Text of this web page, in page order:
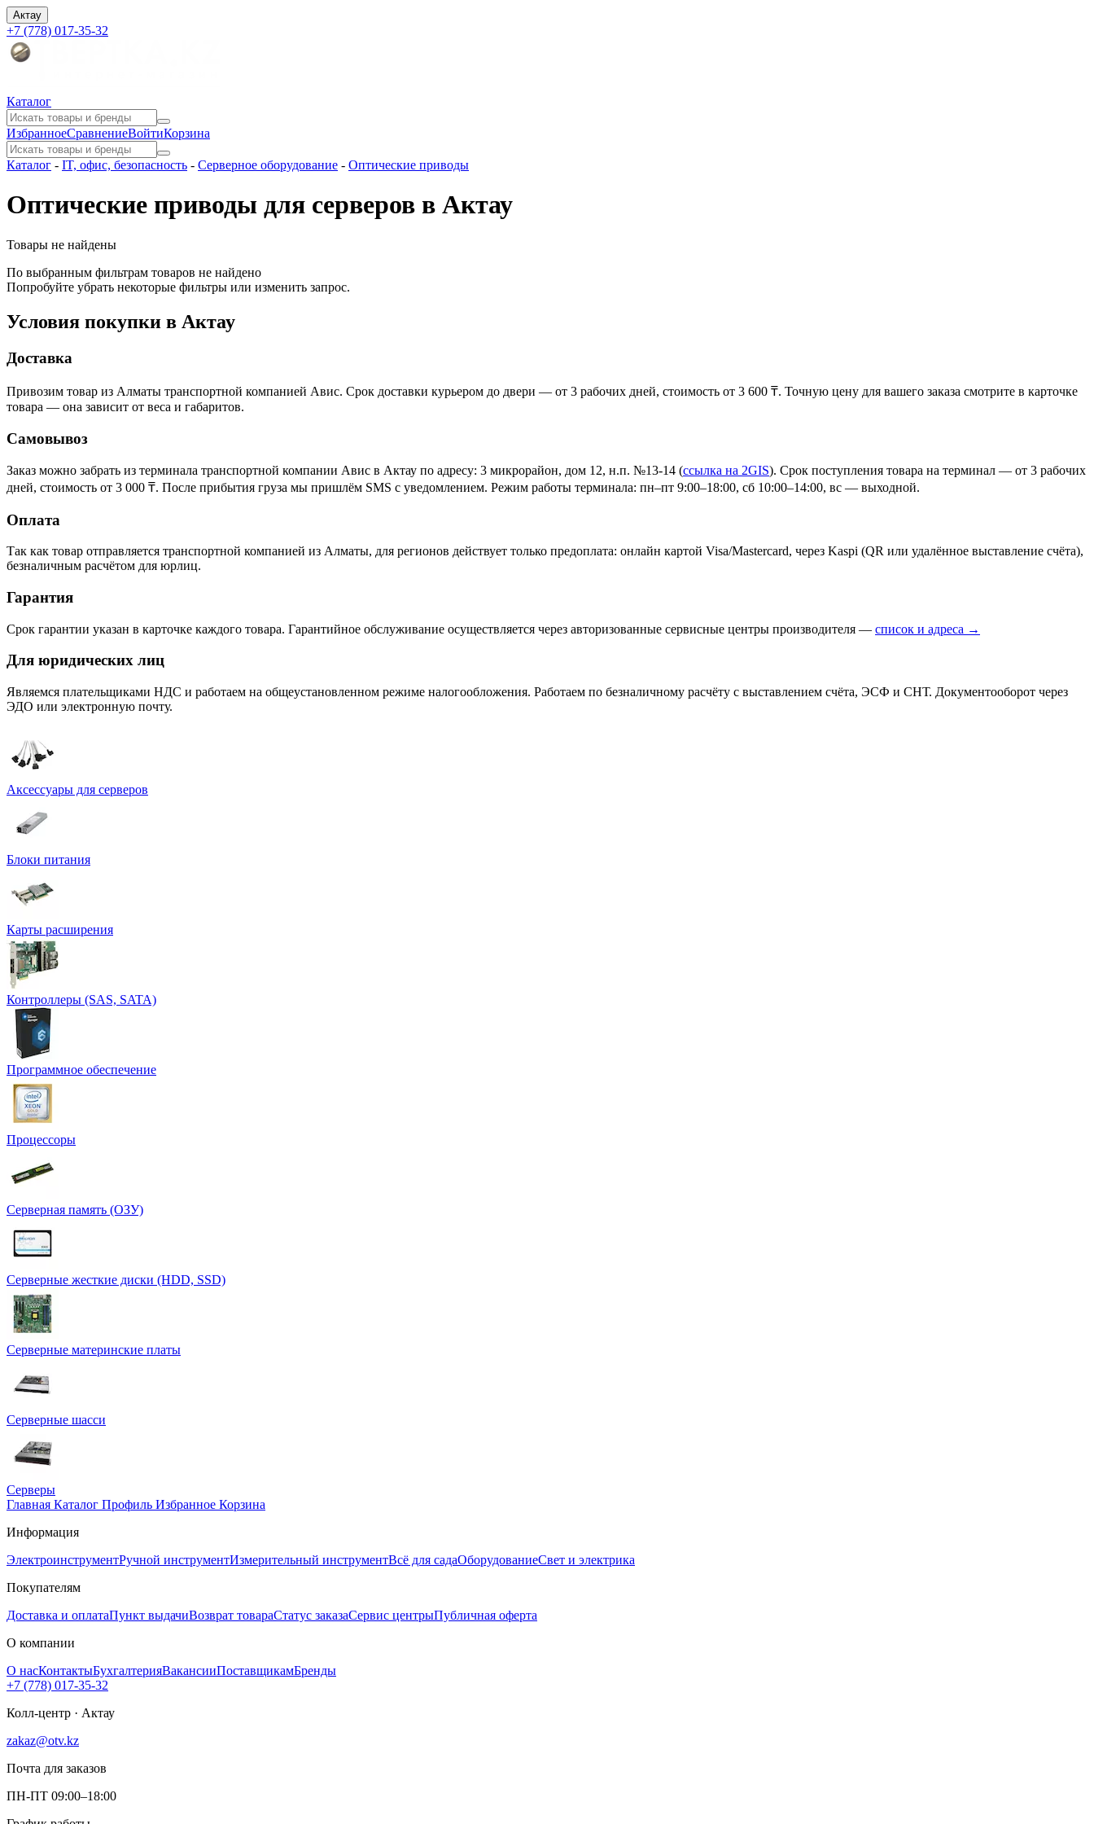
Актау
+7 (778) 017-35-32
Каталог
ИзбранноеСравнениеВойтиКорзина
Каталог - IT, офис, безопасность - Серверное оборудование - Оптические приводы
Оптические приводы для серверов в Актау
Товары не найдены
По выбранным фильтрам товаров не найдено
Попробуйте убрать некоторые фильтры или изменить запрос.
Условия покупки в Актау
Доставка
Привозим товар из Алматы транспортной компанией Авис. Срок доставки курьером до двери — от 3 рабочих дней, стоимость от 3 600 ₸. Точную цену для вашего заказа смотрите в карточке
товара — она зависит от веса и габаритов.
Самовывоз
Заказ можно забрать из терминала транспортной компании Авис в Актау по адресу: 3 микрорайон, дом 12, н.п. №13-14 (ссылка на 2GIS). Срок поступления товара на терминал — от 3 рабочих
дней, стоимость от 3 000 ₸. После прибытия груза мы пришлём SMS с уведомлением. Режим работы терминала: пн–пт 9:00–18:00, сб 10:00–14:00, вс — выходной.
Оплата
Так как товар отправляется транспортной компанией из Алматы, для регионов действует только предоплата: онлайн картой Visa/Mastercard, через Kaspi (QR или удалённое выставление счёта),
безналичным расчётом для юрлиц.
Гарантия
Срок гарантии указан в карточке каждого товара. Гарантийное обслуживание осуществляется через авторизованные сервисные центры производителя — список и адреса →
Для юридических лиц
Являемся плательщиками НДС и работаем на общеустановленном режиме налогообложения. Работаем по безналичному расчёту с выставлением счёта, ЭСФ и СНТ. Документооборот через
ЭДО или электронную почту.
Аксессуары для серверов
Блоки питания
Карты расширения
Контроллеры (SAS, SATA)
Программное обеспечение
Процессоры
Серверная память (ОЗУ)
Серверные жесткие диски (HDD, SSD)
Серверные материнские платы
Серверные шасси
Серверы
Главная Каталог Профиль Избранное Корзина
Информация
ЭлектроинструментРучной инструментИзмерительный инструментВсё для садаОборудованиеСвет и электрика
Покупателям
Доставка и оплатаПункт выдачиВозврат товараСтатус заказаСервис центрыПубличная оферта
О компании
О насКонтактыБухгалтерияВакансииПоставщикамБренды
+7 (778) 017-35-32
Колл-центр · Актау
zakaz@otv.kz
Почта для заказов
ПН-ПТ 09:00–18:00